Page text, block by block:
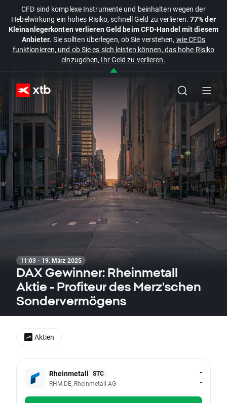
CFD sind komplexe Instrumente und beinhalten wegen der
Hebelwirkung ein hohes Risiko, schnell Geld zu verlieren.77% der
Kleinanlegerkonten verlieren Geld beim CFD-Handel mit diesem
Anbieter. Sie sollten überlegen, ob Sie verstehen, wie CFDs
funktionieren, und ob Sie es sich leisten können, das hohe Risiko
einzugehen, Ihr Geld zu verlieren.
11:03 · 19. März 2025
DAX Gewinner: Rheinmetall
Aktie - Profiteur des Merz'schen
Sondervermögens
Rheinmetall STC
RHM.DE, Rheinmetall AG
-
-
Aktien